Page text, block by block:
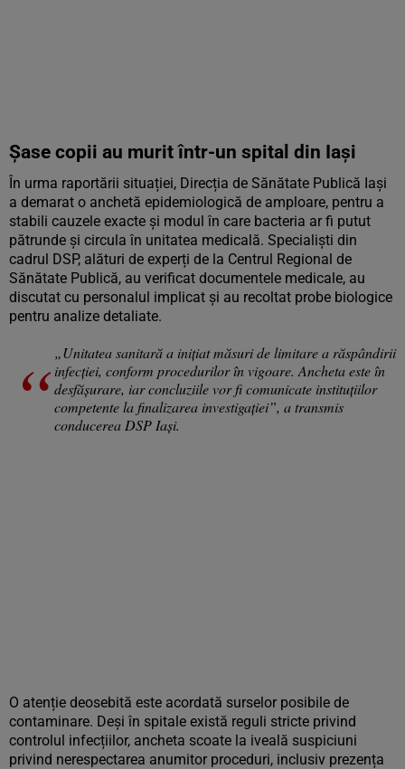
Șase copii au murit într-un spital din Iași
În urma raportării situației, Direcția de Sănătate Publică Iași
a demarat o anchetă epidemiologică de amploare, pentru a
stabili cauzele exacte și modul în care bacteria ar fi putut
pătrunde și circula în unitatea medicală. Specialiști din
cadrul DSP, alături de experți de la Centrul Regional de
Sănătate Publică, au verificat documentele medicale, au
discutat cu personalul implicat și au recoltat probe biologice
pentru analize detaliate.
„Unitatea sanitară a iniţiat măsuri de limitare a răspândirii
infecţiei, conform procedurilor în vigoare. Ancheta este în
desfăşurare, iar concluziile vor fi comunicate instituţiilor
competente la finalizarea investigaţiei”, a transmis
conducerea DSP Iaşi.
O atenție deosebită este acordată surselor posibile de
contaminare. Deși în spitale există reguli stricte privind
controlul infecțiilor, ancheta scoate la iveală suspiciuni
privind nerespectarea anumitor proceduri, inclusiv prezența